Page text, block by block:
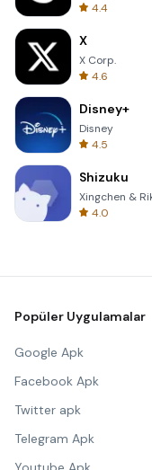
4.4
X
X Corp.
4.6
Disney+
Disney
4.5
Shizuku
Xingchen &
4.0
Popüler Uygulamalar
Google Apk
Facebook Apk
Twitter apk
Telegram Apk